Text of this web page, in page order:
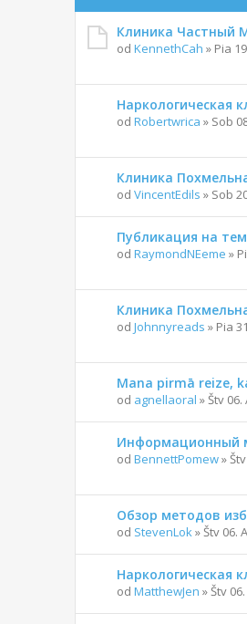
Клиника Частный
od KennethCah » Pia
Наркологическая
od Robertwrica » Sob
Клиника
od VincentEdils » Sob
Публикация на
od RaymondNEeme »
Клиника
od Johnnyreads » Pia
Mana pirmā reize,
od agnellaoral » Štv
Информационный
od BennettPomew»
Обзор методов
od StevenLok» Štv 06.
Наркологическая
od MatthewJen » Štv